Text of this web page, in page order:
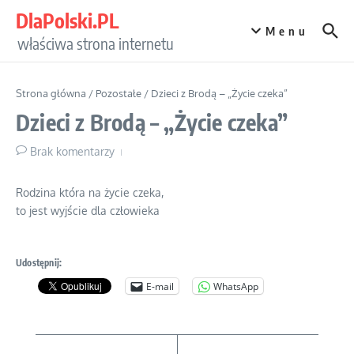
DlaPolski.PL
właściwa strona internetu
Menu
Strona główna / Pozostałe / Dzieci z Brodą – „Życie czeka”
Dzieci z Brodą – „Życie czeka”
Brak komentarzy
Rodzina która na życie czeka,
to jest wyjście dla człowieka
Udostępnij:
E-mail WhatsApp